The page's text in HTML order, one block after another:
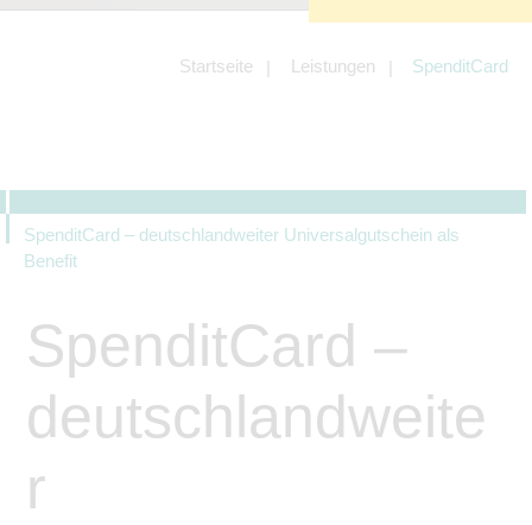
Startseite Leistungen SpenditCard
SpenditCard – deutschlandweiter Universalgutschein als
Benefit
SpenditCard –
deutschlandweite
r
Angebotes einschließlich der
Angeboten von z.B. Facebook und
LinkedIn.
können.